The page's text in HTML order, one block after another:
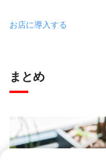
お店に導入する
まとめ